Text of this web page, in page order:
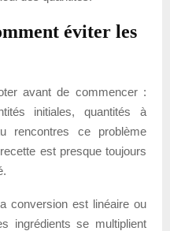
éviter les
avant de commencer :
initiales, quantités à
rencontres ce problème
est presque toujours
conversion est linéaire ou
ingrédients se multiplient